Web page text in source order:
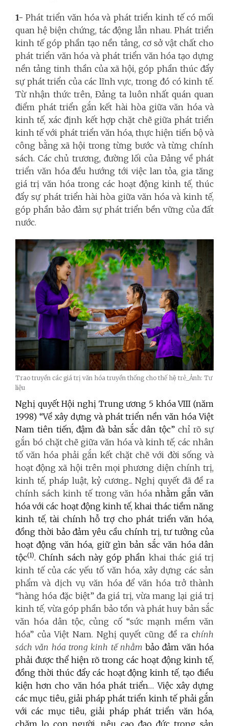
1- Phát triển văn hóa và phát triển kinh tế có mối
quan hệ biện chứng, tác động lẫn nhau. Phát triển
kinh tế góp phần tạo nền tảng, cơ sở vật chất cho
phát triển văn hóa và phát triển văn hóa tạo dựng
nền tảng tinh thần của xã hội, góp phần thúc đẩy
sự phát triển của các lĩnh vực, trong đó có kinh tế.
Từ nhận thức trên, Đảng ta luôn nhất quán quan
điểm phát triển gắn kết hài hòa giữa văn hóa và
kinh tế, xác định kết hợp chặt chẽ giữa phát triển
kinh tế với phát triển văn hóa, thực hiện tiến bộ và
công bằng xã hội trong từng bước và từng chính
sách. Các chủ trương, đường lối của Đảng về phát
triển văn hóa đều hướng tới việc lan tỏa, gia tăng
giá trị văn hóa trong các hoạt động kinh tế, thúc
đẩy sự phát triển hài hòa giữa văn hóa và kinh tế,
góp phần bảo đảm sự phát triển bền vững của đất
nước.
Trao truyền các giá trị văn hóa truyền thống cho thế hệ trẻ_Ảnh: Tư
liệu
Nghị quyết Hội nghị Trung ương 5 khóa VIII (năm
1998) “Về xây dựng và phát triển nền văn hóa Việt
Nam tiên tiến, đậm đà bản sắc dân tộc” chỉ rõ sự
gắn bó chặt chẽ giữa văn hóa và kinh tế; các nhân
tố văn hóa phải gắn kết chặt chẽ với đời sống và
hoạt động xã hội trên mọi phương diện chính trị,
kinh tế, pháp luật, kỷ cương... Nghị quyết đã đề ra
chính sách kinh tế trong văn hóanhằm gắn văn
hóa với các hoạt động kinh tế, khai thác tiềm năng
kinh tế, tài chính hỗ trợ cho phát triển văn hóa,
đồng thời bảo đảm yêu cầu chính trị, tư tưởng của
hoạt động văn hóa, giữ gìn bản sắc văn hóa dân
tộc(1). Chính sách này góp phần khai thác giá trị
kinh tế của các yếu tố văn hóa, xây dựng các sản
phẩm và dịch vụ văn hóa để văn hóa trở thành
“hàng hóa đặc biệt” đa giá trị, vừa mang lại giá trị
kinh tế, vừa góp phần bảo tồn và phát huy bản sắc
văn hóa dân tộc, củng cố “sức mạnh mềm văn
hóa” của Việt Nam. Nghị quyết cũng đề ra chính
sách văn hóa trong kinh tế nhằm bảo đảm văn hóa
phải được thể hiện rõ trong các hoạt động kinh tế,
đồng thời thúc đẩy các hoạt động kinh tế, tạo điều
kiện hơn cho văn hóa phát triển… Việc xây dựng
các mục tiêu, giải pháp phát triển kinh tế phải gắn
với các mục tiêu, giải pháp phát triển văn hóa,
chăm lo con người, nêu cao đạo đức trong sản